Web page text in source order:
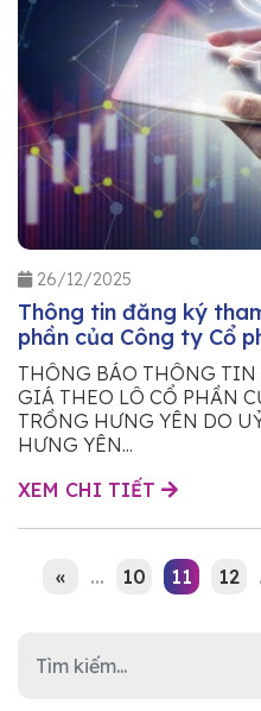
26/12/2025
Thông tin đăng ký
phần của Công ty Cổ
Hưng Yên do Ủy ban
hữu
THÔNG BÁO THÔNG
GIÁ THEO LÔ CỔ PHẦN
TRỒNG HƯNG YÊN DO
HƯNG YÊN...
XEM CHI TIẾT
« ... 10 11 12